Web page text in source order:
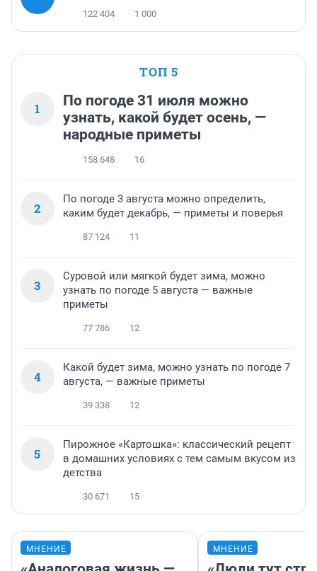
122 404 1 000
ТОП 5
1
По погоде 31 июля можно
узнать, какой будет осень, —
народные приметы
158 648 16
2
По погоде 3 августа можно определить,
каким будет декабрь, — приметы и поверья
87 124 11
3
Суровой или мягкой будет зима, можно
узнать по погоде 5 августа — важные
приметы
77 786 12
4
Какой будет зима, можно узнать по погоде 7
августа, — важные приметы
39 338 12
5
Пирожное «Картошка»: классический рецепт
в домашних условиях с тем самым вкусом из
детства
30 671 15
МНЕНИЕ МНЕНИЕ